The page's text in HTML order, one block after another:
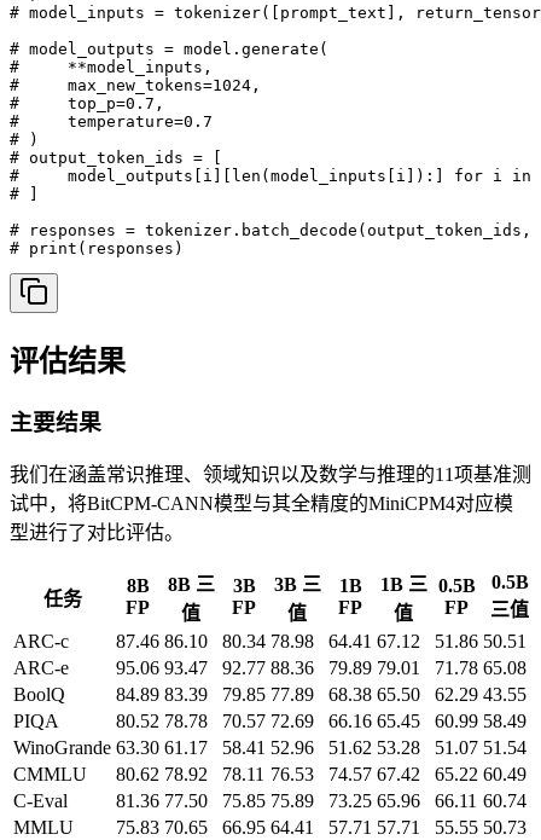
# model_inputs = tokenizer([prompt_text],
# model_outputs = model.generate(
#     **model_inputs,
#     max_new_tokens=1024,
#     top_p=0.7,
#     temperature=0.7
# )
# output_token_ids = [
#     model_outputs[i][len(model_inputs[i]):] for i in
# ]
# responses =
# print(responses)
评估结果
主要结果
我们在涵盖常识推理、领域知识以及数学与推理的11项基准测
试中，将BitCPM-CANN模型与其全精度的MiniCPM4对应模
型进行了对比评估。
任务
8B
FP
8B 三
值
3B
FP
3B 三
值
1B
FP
1B 三
值
0.5B
FP
0.5B
三值
ARC-c
87.46 86.10 80.34 78.98 64.41 67.12 51.86 50.51
ARC-e
95.06 93.47 92.77 88.36 79.89 79.01 71.78 65.08
BoolQ
84.89 83.39 79.85 77.89 68.38 65.50 62.29 43.55
PIQA
80.52 78.78 70.57 72.69 66.16 65.45 60.99 58.49
WinoGrande 63.30 61.17 58.41 52.96 51.62 53.28 51.07 51.54
CMMLU
80.62 78.92 78.11 76.53 74.57 67.42 65.22 60.49
C-Eval
81.36 77.50 75.85 75.89 73.25 65.96 66.11 60.74
MMLU
75.83 70.65 66.95 64.41 57.71 57.71 55.55 50.73